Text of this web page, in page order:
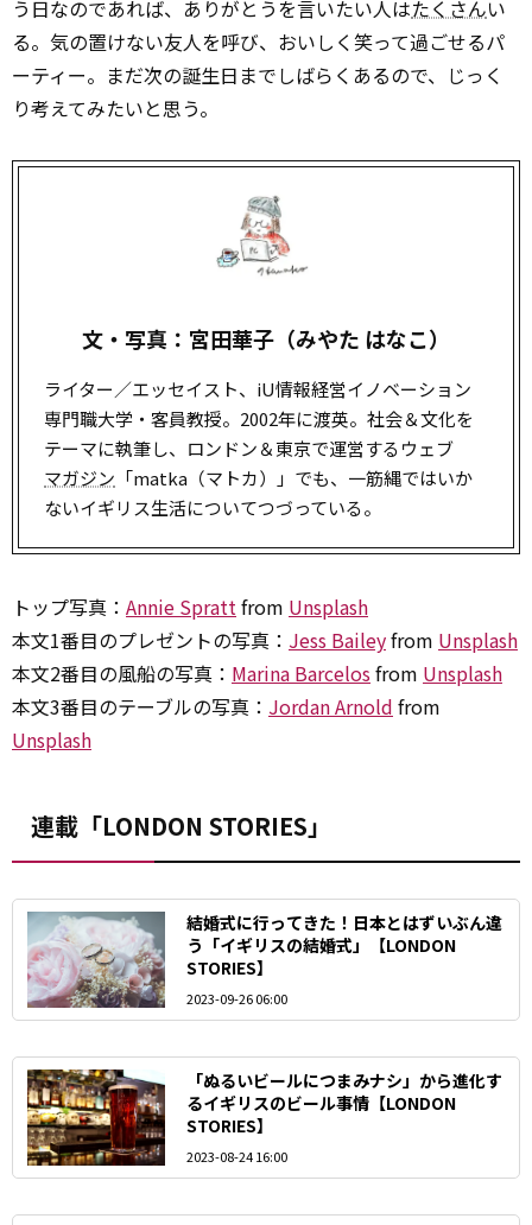
う日なのであれば、ありがとうを言いたい人はたくさんい
る。気の置けない友人を呼び、おいしく笑って過ごせるパ
ーティー。まだ次の誕生日までしばらくあるので、じっく
り考えてみたいと思う。
文・写真：宮田華子（みやた はなこ）
ライター／エッセイスト、iU情報経営イノベーション
専門職大学・客員教授。2002年に渡英。社会＆文化を
テーマに執筆し、ロンドン＆東京で運営するウェブ
マガジン 「matka（マトカ）」でも、一筋縄ではいか
ないイギリス生活についてつづっている。
トップ写真： Annie Sprattfrom Unsplash
本文1番目のプレゼントの写真： Jess Baileyfrom Unsplash
本文2番目の風船の写真： Marina Barcelos from Unsplash
本文3番目のテーブルの写真： Jordan Arnold from
Unsplash
連載「LONDON STORIES」
結婚式に行ってきた！日本とはずいぶん違
う「イギリスの結婚式」【LONDON
STORIES】
2023-09-26 06:00
「ぬるいビールにつまみナシ」から進化す
るイギリスのビール事情【LONDON
STORIES】
2023-08-24 16:00